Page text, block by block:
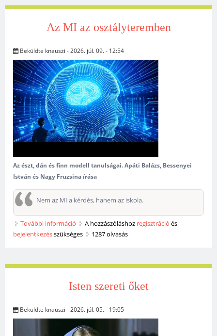
Az MI az osztályteremben
Beküldte knauszi - 2026. júl. 09. - 12:54
Az észt, dán és finn modell tanulságai. Apáti Balázs, Bessenyei
István és Nagy Fruzsina írása
Nem az MI a kérdés, hanem az iskola.
További információ Az MI az osztályteremben tartalommal
kapcsolatosan
A hozzászóláshoz regisztráció és
bejelentkezésszükséges 1287 olvasás
Isten szereti őket
Beküldte knauszi - 2026. júl. 05. - 19:05